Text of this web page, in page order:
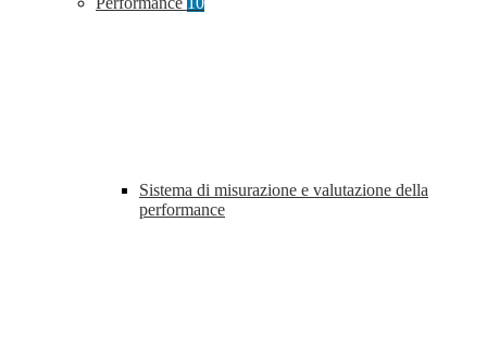
Sistema di misurazione e valutazione della
performance